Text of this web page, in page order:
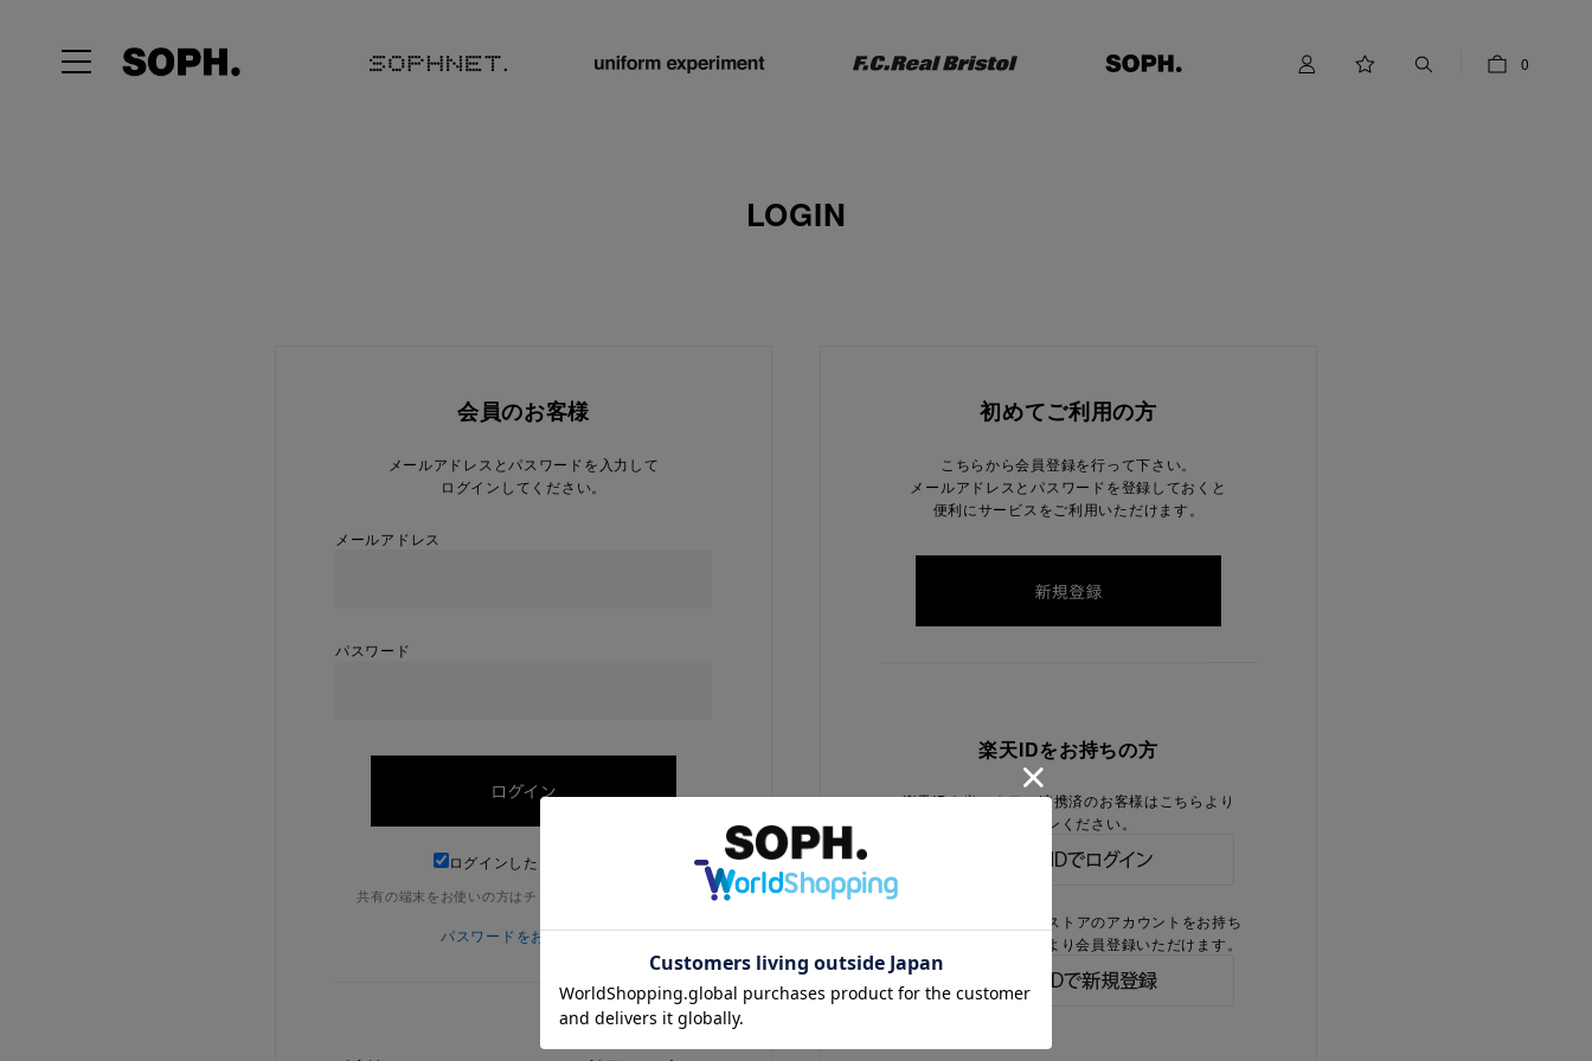
0
LOGIN
会員のお客様
メールアドレスとパスワードを入力して
ログインしてください。
メールアドレス
パスワード
ログインしたままにする
共有の端末をお使いの方はチェックを外してください
パスワードをお忘れの方
初めてご利用の方
こちらから会員登録を行って下さい。
メールアドレスとパスワードを登録しておくと
便利にサービスをご利用いただけます。
楽天IDをお持ちの方
楽天IDを当ストアに連携済のお客様はこちらより
ログインください。
楽天IDをお持ちで、当ストアのアカウントをお持ち
でないお客様はこちらより会員登録いただけます。